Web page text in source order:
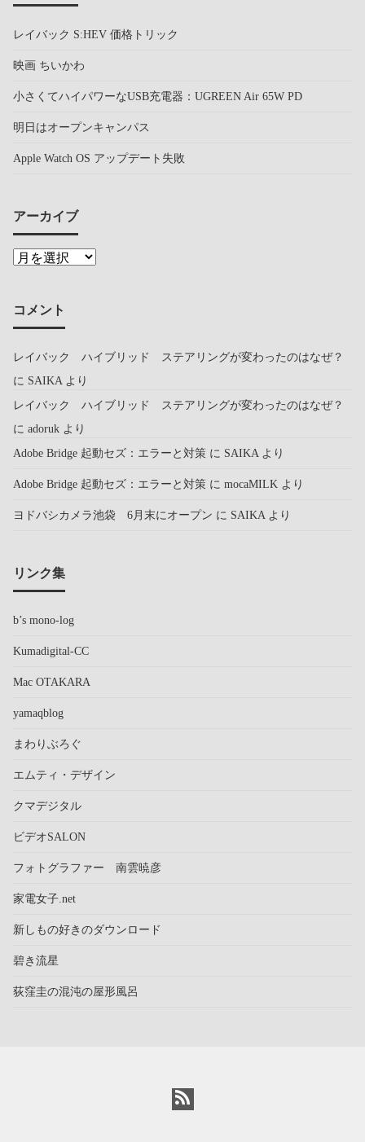
レイバック S:HEV 価格トリック
映画 ちいかわ
小さくてハイパワーなUSB充電器：UGREEN Air 65W PD
明日はオープンキャンパス
Apple Watch OS アップデート失敗
アーカイブ
コメント
レイバック ハイブリッド ステアリングが変わったのはなぜ？
に SAIKAより
レイバック ハイブリッド ステアリングが変わったのはなぜ？
に adoruk より
Adobe Bridge 起動セズ：エラーと対策 に SAIKAより
Adobe Bridge 起動セズ：エラーと対策 に mocaMILK より
ヨドバシカメラ池袋 6月末にオープン に SAIKAより
リンク集
b’s mono-log
Kumadigital-CC
Mac OTAKARA
yamaqblog
まわりぶろぐ
エムティ・デザイン
クマデジタル
ビデオSALON
フォトグラファー 南雲暁彦
家電女子.net
新しもの好きのダウンロード
碧き流星
荻窪圭の混沌の屋形風呂